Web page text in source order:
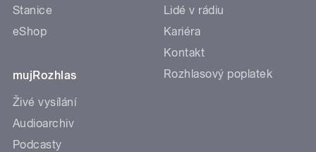
Stanice
eShop
mujRozhlas
Živé vysílání
Audioarchiv
Podcasty
Lidé v rádiu
Kariéra
Kontakt
Rozhlasový poplatek